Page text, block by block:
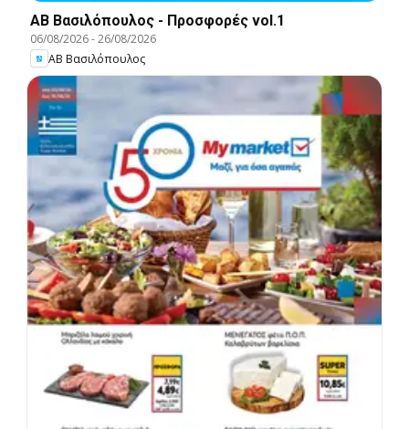
ΑΒ Βασιλόπουλος - Προσφορές vol.1
06/08/2026-26/08/2026
ΑΒ Βασιλόπουλος